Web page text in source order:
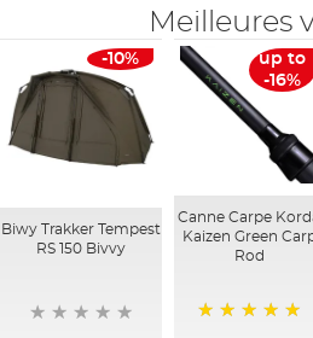
Meilleures
-10%
Biwy Trakker Tempest
RS 150 Bivvy
up to
-16%
Canne Carpe
Kaizen Green
Rod